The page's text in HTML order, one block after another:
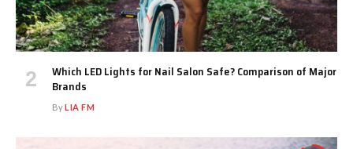
Which LED Lights for Nail Salon Safe? Comparison of Major
Brands
ByLIA FM